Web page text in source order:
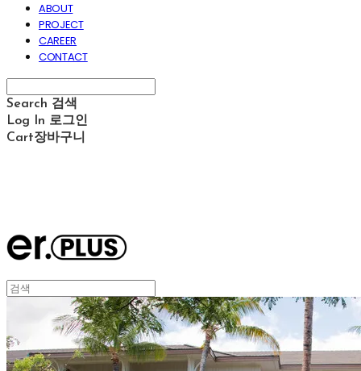
ABOUT
PROJECT
CAREER
CONTACT
Search 검색
Log In 로그인
Cart장바구니